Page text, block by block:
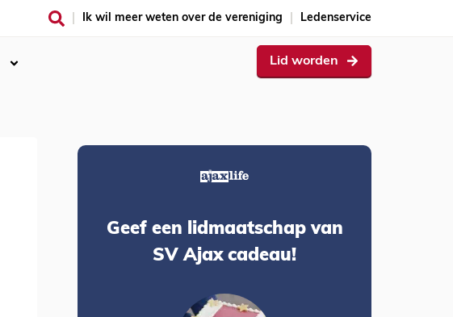
Ik wil meer weten over de vereniging Ledenservice
Lid worden
Geef een lidmaatschap van
SV Ajax cadeau!